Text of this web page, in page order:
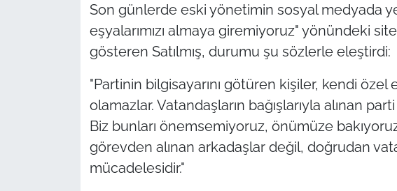
Son günlerde eski yönetimin sosyal medyada
eşyalarımızı almaya giremiyoruz" yönündeki
gösteren Satılmış, durumu şu sözlerle eleştirdi:
"Partinin bilgisayarını götüren kişiler, kendi özel
olamazlar. Vatandaşların bağışlarıyla alınan
Biz bunları önemsemiyoruz, önümüze
görevden alınan arkadaşlar değil, doğrudan
mücadelesidir."